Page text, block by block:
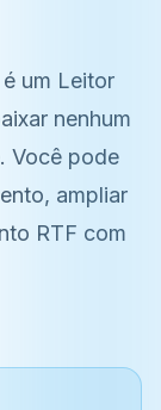
um Leitor
nenhum
Você pode
ampliar
RTF com